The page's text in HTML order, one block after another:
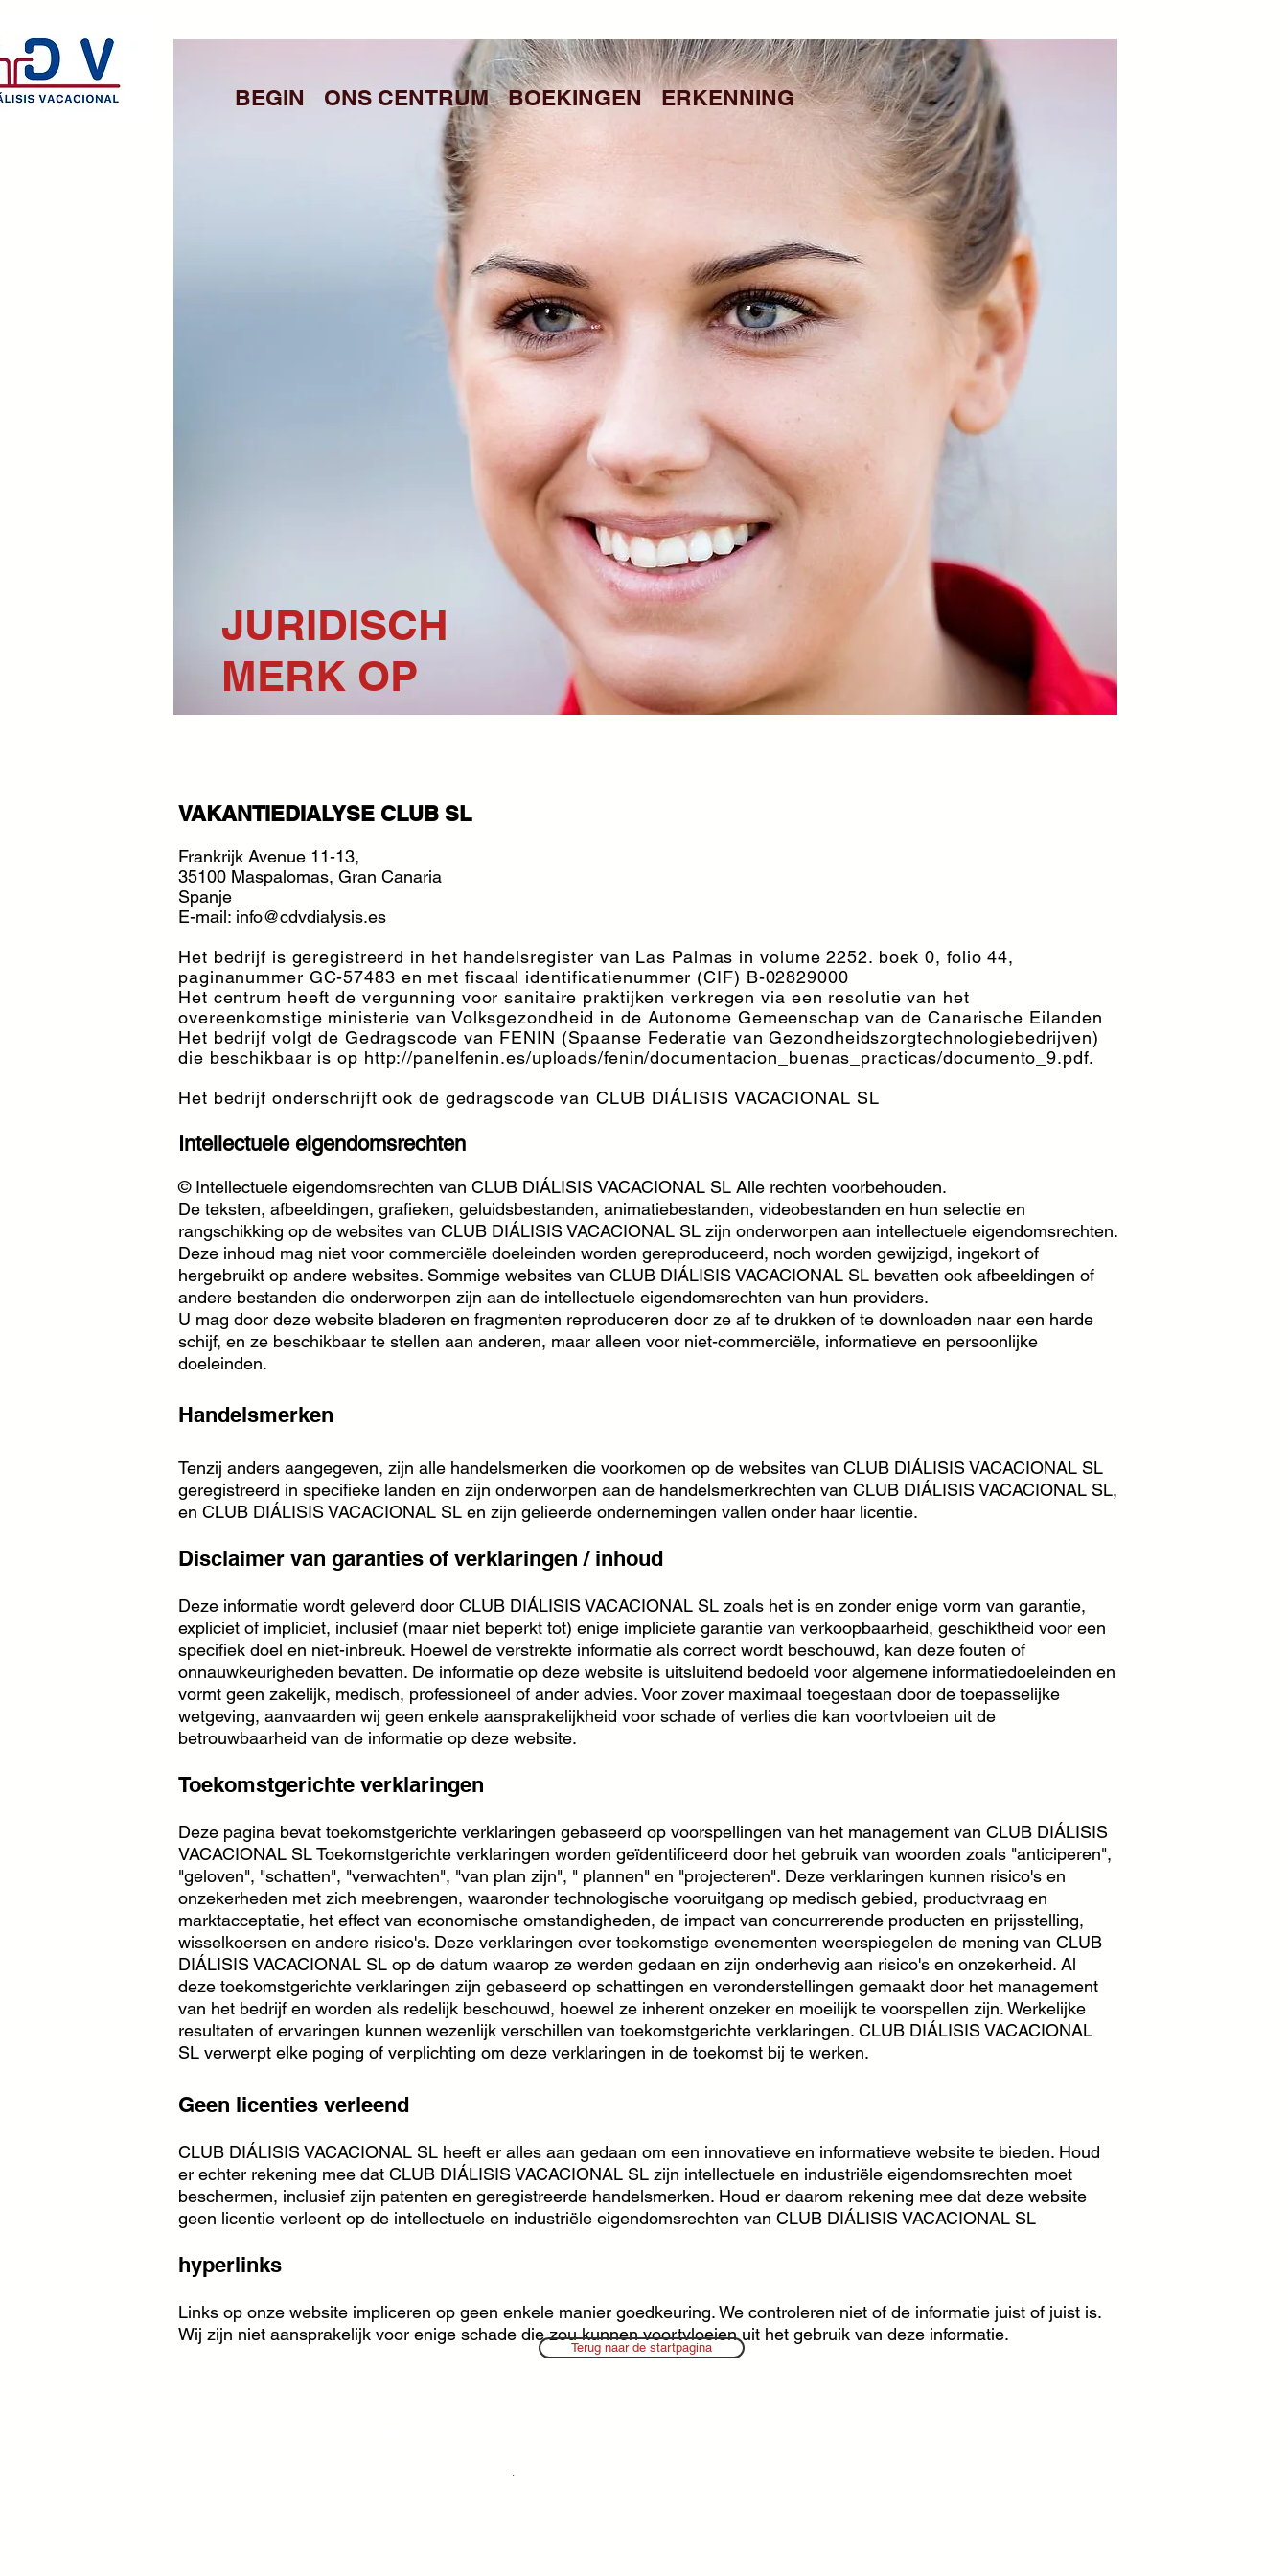
BEGIN ONS CENTRUM BOEKINGEN ERKENNING
JURIDISCH
MERK OP
VAKANTIEDIALYSE CLUB SL
Frankrijk Avenue 11-13,
35100 Maspalomas, Gran Canaria
Spanje
E-mail: info@cdvdialysis.es
Het bedrijf is geregistreerd in het handelsregister van Las Palmas in volume 2252. boek 0, folio 44,
paginanummer GC-57483 en met fiscaal identificatienummer (CIF) B-02829000
Het centrum heeft de vergunning voor sanitaire praktijken verkregen via een resolutie van het
overeenkomstige ministerie van Volksgezondheid in de Autonome Gemeenschap van de Canarische Eilanden
Het bedrijf volgt de Gedragscode van FENIN (Spaanse Federatie van Gezondheidszorgtechnologiebedrijven)
die beschikbaar is op http://panelfenin.es/uploads/fenin/documentacion_buenas_practicas/documento_9.pdf.
Het bedrijf onderschrijft ook de gedragscode van CLUB DIÁLISIS VACACIONAL SL
Intellectuele eigendomsrechten
© Intellectuele eigendomsrechten van CLUB DIÁLISIS VACACIONAL SL Alle rechten voorbehouden.
De teksten, afbeeldingen, grafieken, geluidsbestanden, animatiebestanden, videobestanden en hun selectie en
rangschikking op de websites van CLUB DIÁLISIS VACACIONAL SL zijn onderworpen aan intellectuele eigendomsrechten.
Deze inhoud mag niet voor commerciële doeleinden worden gereproduceerd, noch worden gewijzigd, ingekort of
hergebruikt op andere websites. Sommige websites van CLUB DIÁLISIS VACACIONAL SL bevatten ook afbeeldingen of
andere bestanden die onderworpen zijn aan de intellectuele eigendomsrechten van hun providers.
U mag door deze website bladeren en fragmenten reproduceren door ze af te drukken of te downloaden naar een harde
schijf, en ze beschikbaar te stellen aan anderen, maar alleen voor niet-commerciële, informatieve en persoonlijke
doeleinden.
Handelsmerken
Tenzij anders aangegeven, zijn alle handelsmerken die voorkomen op de websites van CLUB DIÁLISIS VACACIONAL SL
geregistreerd in specifieke landen en zijn onderworpen aan de handelsmerkrechten van CLUB DIÁLISIS VACACIONAL SL,
en CLUB DIÁLISIS VACACIONAL SL en zijn gelieerde ondernemingen vallen onder haar licentie.
Disclaimer van garanties of verklaringen / inhoud
Deze informatie wordt geleverd door CLUB DIÁLISIS VACACIONAL SL zoals het is en zonder enige vorm van garantie,
expliciet of impliciet, inclusief (maar niet beperkt tot) enige impliciete garantie van verkoopbaarheid, geschiktheid voor een
specifiek doel en niet-inbreuk. Hoewel de verstrekte informatie als correct wordt beschouwd, kan deze fouten of
onnauwkeurigheden bevatten. De informatie op deze website is uitsluitend bedoeld voor algemene informatiedoeleinden en
vormt geen zakelijk, medisch, professioneel of ander advies. Voor zover maximaal toegestaan door de toepasselijke
wetgeving, aanvaarden wij geen enkele aansprakelijkheid voor schade of verlies die kan voortvloeien uit de
betrouwbaarheid van de informatie op deze website.
Toekomstgerichte verklaringen
Deze pagina bevat toekomstgerichte verklaringen gebaseerd op voorspellingen van het management van CLUB DIÁLISIS
VACACIONAL SL Toekomstgerichte verklaringen worden geïdentificeerd door het gebruik van woorden zoals "anticiperen",
"geloven", "schatten", "verwachten", "van plan zijn", " plannen" en "projecteren". Deze verklaringen kunnen risico's en
onzekerheden met zich meebrengen, waaronder technologische vooruitgang op medisch gebied, productvraag en
marktacceptatie, het effect van economische omstandigheden, de impact van concurrerende producten en prijsstelling,
wisselkoersen en andere risico's. Deze verklaringen over toekomstige evenementen weerspiegelen de mening van CLUB
DIÁLISIS VACACIONAL SL op de datum waarop ze werden gedaan en zijn onderhevig aan risico's en onzekerheid. Al
deze toekomstgerichte verklaringen zijn gebaseerd op schattingen en veronderstellingen gemaakt door het management
van het bedrijf en worden als redelijk beschouwd, hoewel ze inherent onzeker en moeilijk te voorspellen zijn. Werkelijke
resultaten of ervaringen kunnen wezenlijk verschillen van toekomstgerichte verklaringen. CLUB DIÁLISIS VACACIONAL
SL verwerpt elke poging of verplichting om deze verklaringen in de toekomst bij te werken.
Geen licenties verleend
CLUB DIÁLISIS VACACIONAL SL heeft er alles aan gedaan om een innovatieve en informatieve website te bieden. Houd
er echter rekening mee dat CLUB DIÁLISIS VACACIONAL SL zijn intellectuele en industriële eigendomsrechten moet
beschermen, inclusief zijn patenten en geregistreerde handelsmerken. Houd er daarom rekening mee dat deze website
geen licentie verleent op de intellectuele en industriële eigendomsrechten van CLUB DIÁLISIS VACACIONAL SL
hyperlinks
Links op onze website impliceren op geen enkele manier goedkeuring. We controleren niet of de informatie juist of juist is.
Wij zijn niet aansprakelijk voor enige schade die zou kunnen voortvloeien uit het gebruik van deze informatie.
Terug naar de startpagina